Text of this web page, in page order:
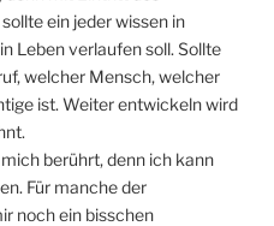
ein jeder wissen in
Leben verlaufen soll. Sollte
welcher Mensch, welcher
ist. Weiter entwickeln wird
berührt, denn ich kann
Für manche der
noch ein bisschen